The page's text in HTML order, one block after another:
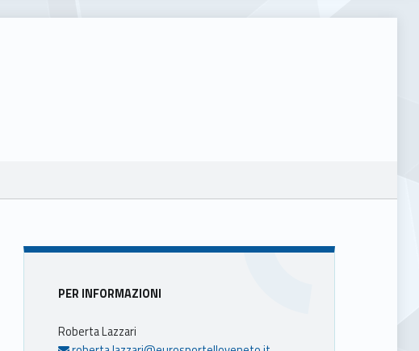
Sidebar
PER INFORMAZIONI
Roberta Lazzari